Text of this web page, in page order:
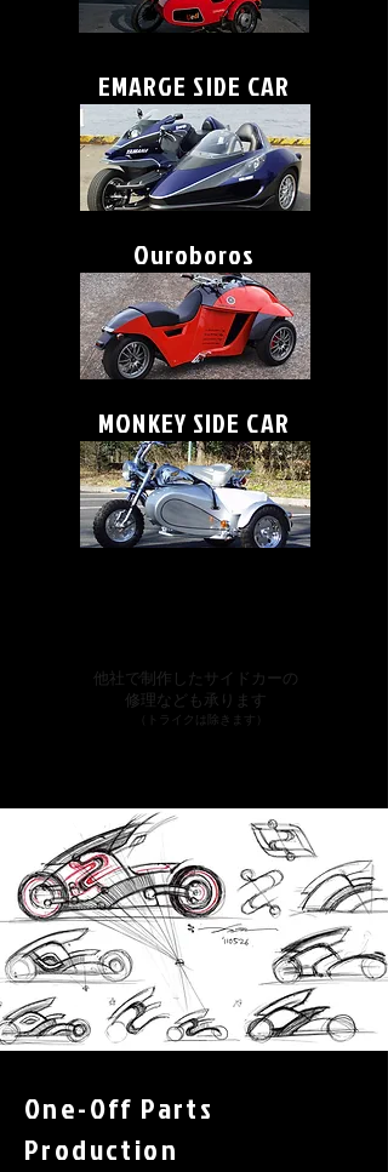
EMARGE SIDE CAR
Ouroboros
MONKEY SIDE CAR
他社で制作したサイドカーの
修理なども承ります
（トライクは除きます）
One-Off Parts
Production